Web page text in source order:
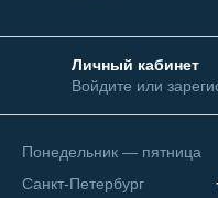
Личный кабинет
Войдите или
Понедельник — пятница
Санкт-Петербург